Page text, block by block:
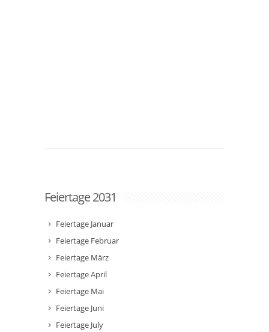
Feiertage 2031
Feiertage Januar
Feiertage Februar
Feiertage März
Feiertage April
Feiertage Mai
Feiertage Juni
Feiertage July